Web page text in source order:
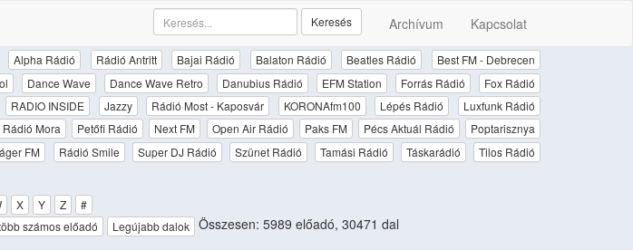
Archívum Kapcsolat
Keresés
Alpha Rádió Rádió Antritt Bajai Rádió Balaton Rádió Beatles Rádió
Best FM - Debrecen
Dance Wave Dance Wave Retro Danubius Rádió EFM Station Forrás Rádió
Fox Rádió
RADIO INSIDE Jazzy Rádió Most - Kaposvár KORONAfm100 Lépés Rádió
Luxfunk Rádió
Rádió Mora Petőfi Rádió Next FM Open Air Rádió Paks FM Pécs Aktuál Rádió
Poptarisznya
FM Rádió Smile Super DJ Rádió Szünet Rádió Tamási Rádió Táskarádió
Tilos Rádió
X Y Z
#
számos előadó Legújabb dalok Összesen: 5989 előadó, 30471 dal